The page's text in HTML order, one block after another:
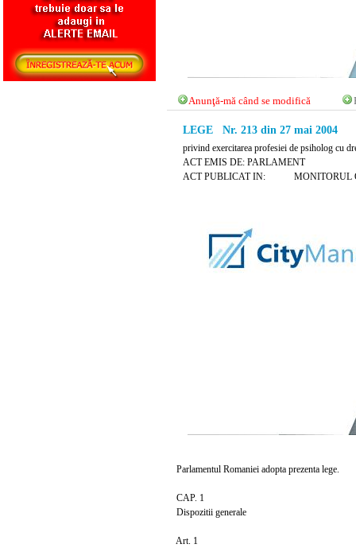
Anunţă-mă când se modifică
LEGE Nr. 213 din 27 mai 2004
privind exercitarea profesiei de psiholog cu
ACT EMIS DE: PARLAMENT
ACT PUBLICAT IN: MONITORUL
Parlamentul Romaniei adopta prezenta lege.
CAP. 1
Dispozitii generale
Art. 1